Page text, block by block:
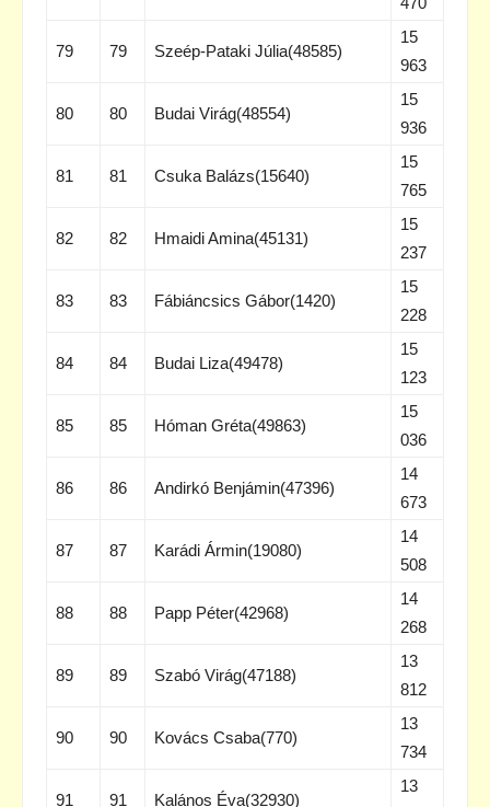
79 79 Szeép-Pataki Júlia(48585)
15
963
80 80 Budai Virág(48554)
15
936
81 81 Csuka Balázs(15640)
15
765
82 82 Hmaidi Amina(45131)
15
237
83 83 Fábiáncsics Gábor(1420)
15
228
84 84 Budai Liza(49478)
15
123
85 85 Hóman Gréta(49863)
15
036
86 86 Andirkó Benjámin(47396)
14
673
87 87 Karádi Ármin(19080)
14
508
88 88 Papp Péter(42968)
14
268
89 89 Szabó Virág(47188)
13
812
90 90 Kovács Csaba(770)
13
734
91 91 Kalános Éva(32930)
13